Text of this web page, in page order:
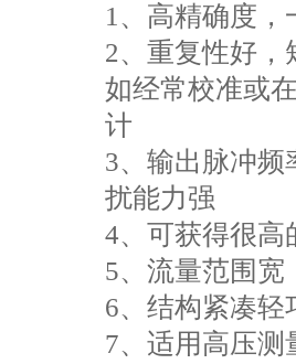
1、高精确度，
2、重复性好，
如经常校准或
计
3、输出脉冲
扰能力强
4、可获得很高
5、流量范围宽
6、结构紧凑轻
7、适用高压测